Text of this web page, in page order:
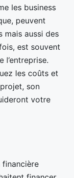
les business
peuvent
mais aussi des
est souvent
l’entreprise.
les coûts et
son
votre